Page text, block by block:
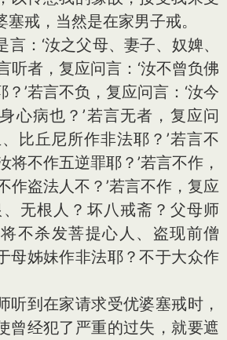
戒，当然是在家男子戒。
言：‘汝之父母、妻子、奴婢、
听者，复应问言：‘汝不曾负佛
’若言不负，复应问言：‘汝今
心病也？’若言无者，复应问
比丘尼所作非法耶？’若言不
将不作五逆罪耶？’若言不作，
作盗法人不？’若言不作，复应
、无根人？坏八戒斋？父母师
不杀发菩提心人、盗现前僧
母姊妹作非法耶？不于大众作
听到在家请求受优婆塞戒时，
曾经犯了严重的过失，就要遮